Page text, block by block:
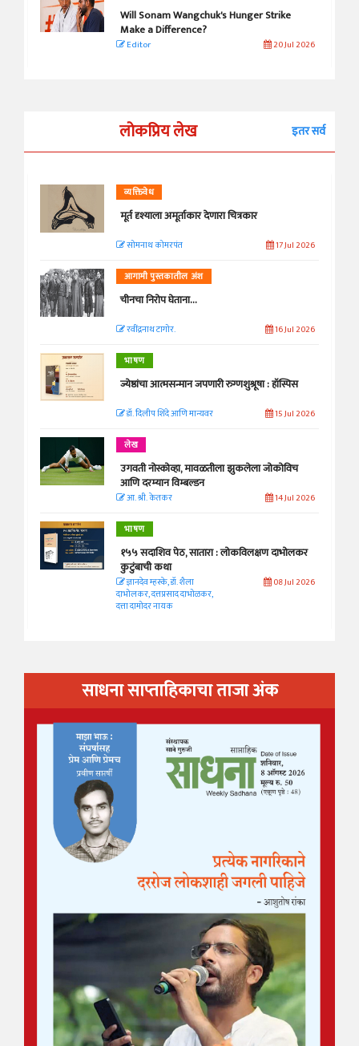
Will Sonam Wangchuk's Hunger Strike
Make a Difference?
Editor 20 Jul 2026
लोकप्रिय लेख इतर सर्व
व्यक्तिवेध
मूर्त दृश्याला अमूर्ताकार देणारा चित्रकार
सोमनाथ कोमरपंत 17 Jul 2026
आगामी पुस्तकातील अंश
चीनचा निरोप घेताना...
रवींद्रनाथ टागोर. 16 Jul 2026
भाषण
ज्येष्ठांचा आत्मसन्मान जपणारी रुग्णशुश्रूषा : हॉस्पिस
डॉ. दिलीप शिंदे आणि मान्यवर 15 Jul 2026
लेख
उगवती नोस्कोव्हा, मावळतीला झुकलेला जोकोविच
आणि दरम्यान विम्बल्डन
आ. श्री. केतकर 14 Jul 2026
भाषण
१५५ सदाशिव पेठ, सातारा : लोकविलक्षण दाभोलकर
कुटुंबाची कथा
ज्ञानदेव म्हस्के, डॉ. शैला
दाभोलकर, दत्तप्रसाद दाभोळकर,
दत्ता दामोदर नायक
08 Jul 2026
साधना साप्ताहिकाचा ताजा अंक